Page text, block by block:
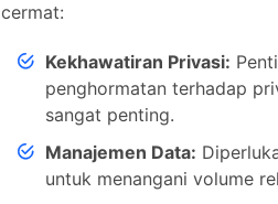
cermat:
Kekhawatiran Privasi:
penghormatan terhadap
sangat penting.
Manajemen Data:
untuk menangani volume